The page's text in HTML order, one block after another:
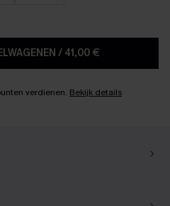
/ 41,00 €
verdienen. Bekijk details